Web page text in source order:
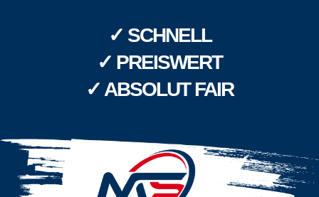
✓ SCHNELL
✓ PREISWERT
✓ ABSOLUT FAIR